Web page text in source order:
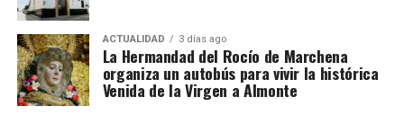
ACTUALIDAD 3 días ago
La Hermandad del Rocío de Marchena
organiza un autobús para vivir la histórica
Venida de la Virgen a Almonte